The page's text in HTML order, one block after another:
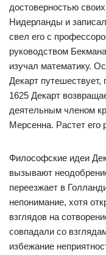
достоверностью
Нидерланды и
свел его с
руководством
изучал математику.
Декарт
1625 Декарт
деятельным членом
Мерсенна. Растет его
Философские идеи
вызывают
переезжает в
непонимание, хотя
взглядов на
совпадали со
избежание